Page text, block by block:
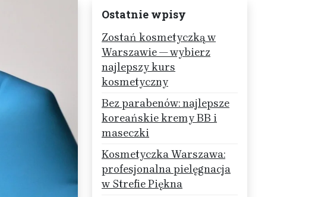
Ostatnie wpisy
Zostań kosmetyczką w
Warszawie — wybierz
najlepszy kurs
kosmetyczny
Bez parabenów: najlepsze
koreańskie kremy BB i
maseczki
Kosmetyczka Warszawa:
profesjonalna pielęgnacja
w Strefie Piękna